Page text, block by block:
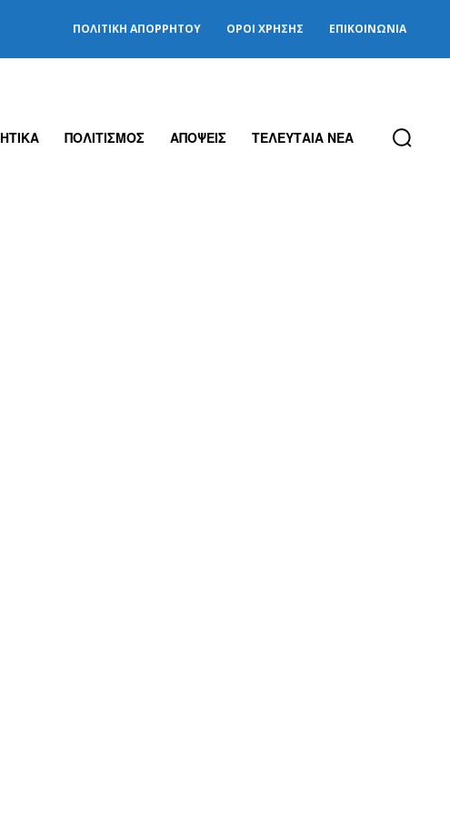
ΠΟΛΙΤΙΚΉ ΑΠΟΡΡΉΤΟΥ ΌΡΟΙ ΧΡΉΣΗΣ ΕΠΙΚΟΙΝΩΝΊΑ
ΠΟΛΙΤΙΣΜΟΣ ΑΠΟΨΕΙΣ ΤΕΛΕΥΤΑΙΑ ΝΕΑ